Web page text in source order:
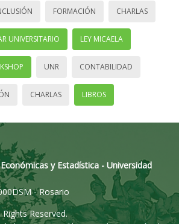
FORMACIÓN CHARLAS
UNIVERSITARIO LEY MICAELA
UNR CONTABILIDAD
CHARLAS LIBROS
y Estadística - Universidad
- Rosario
Reserved.